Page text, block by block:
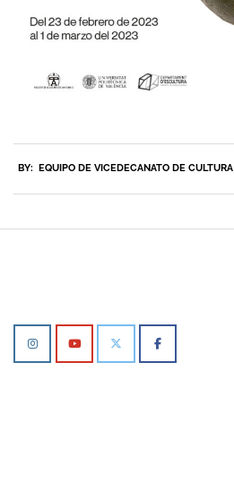
02-
22
BY: EQUIPO DE VICEDECANATO DE CULTURA